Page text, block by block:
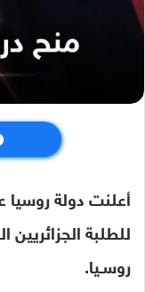
أعلنت دولة روسيا
للطلبة
روسـيا.